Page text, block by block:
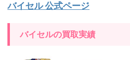
バイセル 公式ページ
バイセルの買取実績